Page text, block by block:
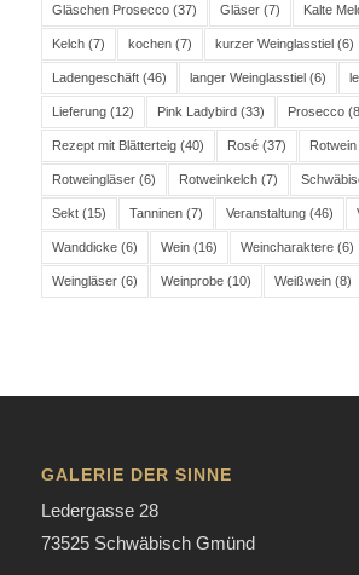
Gläschen Prosecco(37) Gläser(7) Kalte
Kelch(7) kochen(7) kurzer Weinglasstiel(6)
Ladengeschäft(46) langer Weinglasstiel(6)
Lieferung(12) Pink Ladybird(33) Prosecco
Rezept mit Blätterteig(40) Rosé(37) Rotwein
Rotweingläser(6) Rotweinkelch(7)
Sekt(15) Tanninen(7) Veranstaltung(46)
Wanddicke(6) Wein(16) Weincharaktere(6)
Weingläser(6) Weinprobe(10) Weißwein(8)
GALERIE DER SINNE
Ledergasse 28
73525 Schwäbisch Gmünd